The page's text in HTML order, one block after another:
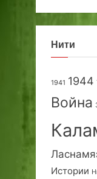
Нити
1941 1944
Война
Истории